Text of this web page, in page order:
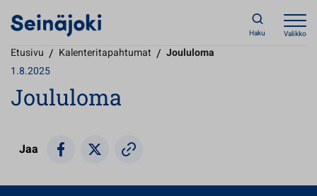
Haku Valikko
Etusivu / Kalenteritapahtumat / Joululoma
1.8.2025
Joululoma
Jaa